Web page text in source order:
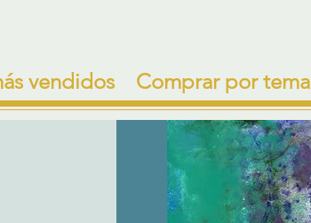
vendidos Comprar por tema